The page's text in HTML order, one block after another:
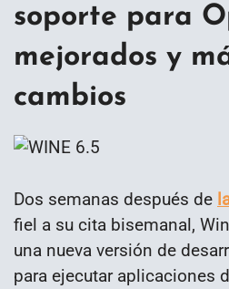
soporte para
mejorados y
cambios
Dos semanas después de
fiel a su cita bisemanal,
una nueva versión de
para ejecutar aplicaciones